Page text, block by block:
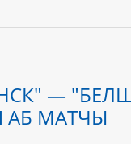
—
АБ МАТЧЫ